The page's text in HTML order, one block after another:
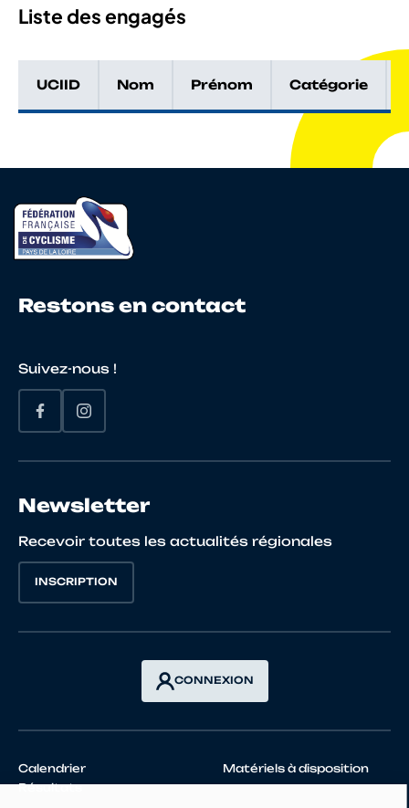
Liste des engagés
UCIID Nom Prénom Catégorie
Restons en contact
Suivez-nous !
Newsletter
Recevoir toutes les actualités régionales
INSCRIPTION
CONNEXION
Calendrier
Matériels à disposition
Résultats